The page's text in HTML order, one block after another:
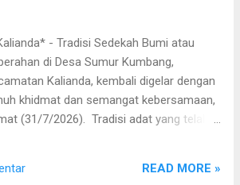
lima desa terbaik tingkat nasional.
terhadap persiapan penilaian
itu turut diberikan Ketua Tim
PKK Kabupaten Lampung Selatan,
kader PKK dan pemerintah desa
- Tradisi Sedekah Bumi atau
di Desa Sumur Kumbang,
Kalianda, kembali digelar dengan
khidmat dan semangat kebersamaan,
(31/7/2026). Tradisi adat yang telah
limpahan hasil bumi sekaligus pengingat
READ MORE »